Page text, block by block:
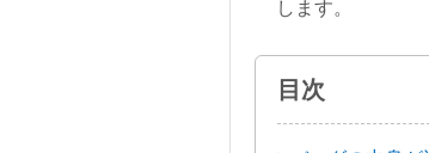
します。
目次